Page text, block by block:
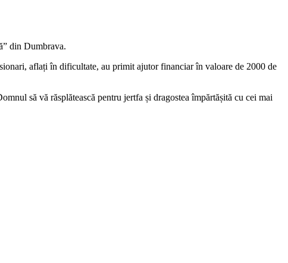
din Dumbrava.
aflați în dificultate, au primit ajutor financiar în valoare de 2000 de
să vă răsplătească pentru jertfa și dragostea împărtășită cu cei mai